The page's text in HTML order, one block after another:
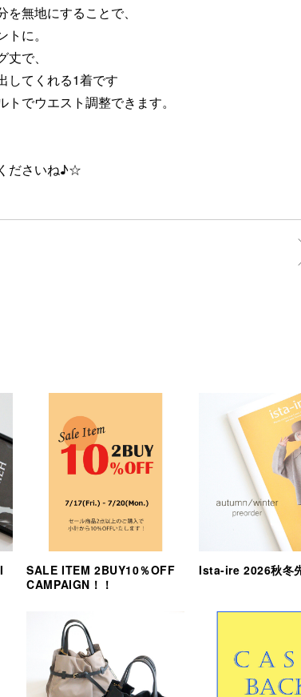
無地にすることで、
に。
で、
してくれる1着です
でウエスト調整できます。
ださいね♪☆
SALE ITEM 2BUY10％OFF
CAMPAIGN！！
Ista-ire 2026秋冬